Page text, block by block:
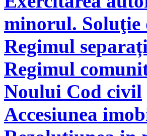
minorul. Soluţie
Regimul
Regimul
Noului Cod civil
Accesiunea